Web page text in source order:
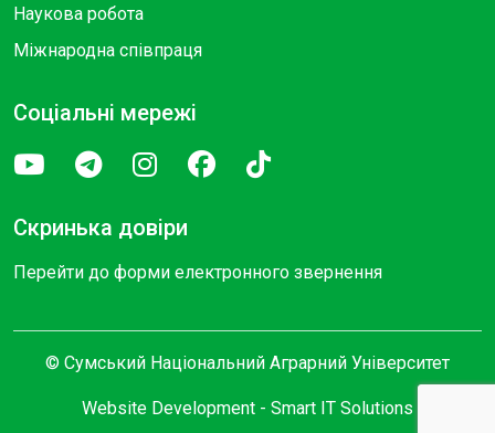
Наукова робота
Міжнародна співпраця
Соціальні мережі
Скринька довіри
Перейти до форми електронного звернення
© Сумський Національний Аграрний Університет
Website Development - Smart IT Solutions